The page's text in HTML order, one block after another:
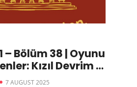
– Bölüm 38 | Oyunu
Kızıl Devrim –
Değiştiren
7 AUGUST 2025